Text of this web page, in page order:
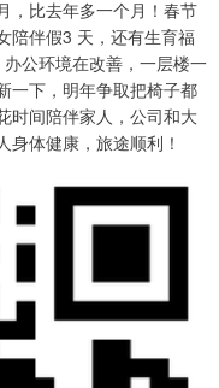
，比去年多一个月！春节
陪伴假3 天，还有生育福
公环境在改善，一层楼一
一下，明年争取把椅子都
时间陪伴家人，公司和大
体健康，旅途顺利！